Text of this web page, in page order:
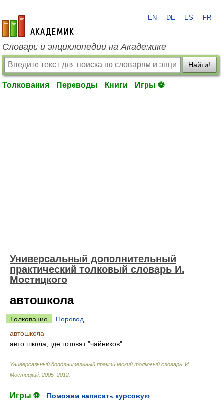
academic.ru
EN DE ES FR
Словари и энциклопедии на Академике
Найти!
Толкования Переводы Книги Игры ⚽
Универсальный дополнительный
практический толковый словарь И.
Мостицкого
автошкола
Толкование
Перевод
автошкола
авто школа, где готовят "чайников"
Универсальный дополнительный практический толковый словарь И.
Мостицкий 2005–2012
Игры ⚽
Поможем написать курсовую